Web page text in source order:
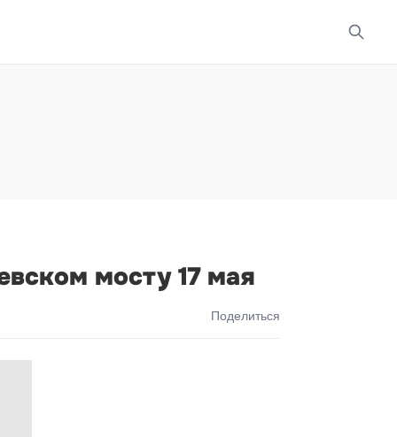
мосту 17 мая
Поделиться